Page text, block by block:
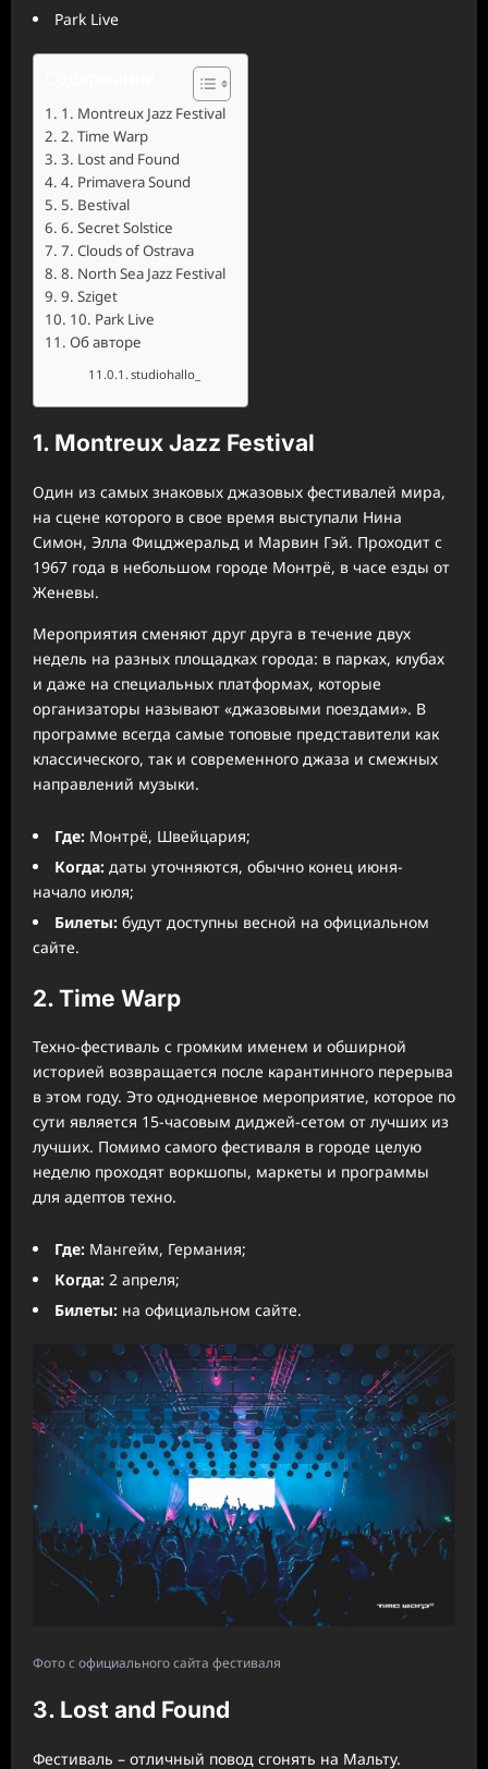
Park Live
1. Montreux Jazz Festival
2. Time Warp
3. Lost and Found
4. Primavera Sound
5. Bestival
6. Secret Solstice
7. Clouds of Ostrava
8. North Sea Jazz Festival
9. Sziget
10. Park Live
Об авторе
studiohallo_
1. Montreux Jazz Festival
Один из самых знаковых джазовых фестивалей мира,
на сцене которого в свое время выступали Нина
Симон, Элла Фицджеральд и Марвин Гэй. Проходит с
1967 года в небольшом городе Монтрё, в часе езды от
Женевы.
Мероприятия сменяют друг друга в течение двух
недель на разных площадках города: в парках, клубах
и даже на специальных платформах, которые
организаторы называют «джазовыми поездами». В
программе всегда самые топовые представители как
классического, так и современного джаза и смежных
направлений музыки.
Где: Монтрё, Швейцария;
Когда: даты уточняются, обычно конец июня-
начало июля;
Билеты: будут доступны весной на официальном
сайте.
2. Time Warp
Техно-фестиваль с громким именем и обширной
историей возвращается после карантинного перерыва
в этом году. Это однодневное мероприятие, которое по
сути является 15-часовым диджей-сетом от лучших из
лучших. Помимо самого фестиваля в городе целую
неделю проходят воркшопы, маркеты и программы
для адептов техно.
Где: Мангейм, Германия;
Когда: 2 апреля;
Билеты: на официальном сайте.
Фото с официального сайта фестиваля
3. Lost and Found
Фестиваль – отличный повод сгонять на Мальту.